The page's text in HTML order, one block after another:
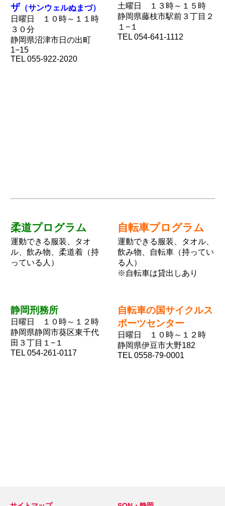
ザ （サンウェルぬまづ）
日曜日 １０時～１１時
３０分
静岡県沼津市日の出町
1−15
TEL 055-922-2020
土曜日 １３ 時～１５時
静岡県藤枝市駅前３丁目２
１−１
TEL 054-641-1112
柔道プログラム 自転車プログラム
運動できる服装、タオ
ル、飲み物、柔道着（持
っている人）
運動できる服装、タオル、
飲み物、自転車（持ってい
る人）
※自転車は貸出しあり
静岡刑務所
日曜日 １０時～１２時
静岡県静岡市葵区東千代
田３丁目１−１
TEL 054-261-0117
自転車の国サイクルス
ポーツセンター
日曜日 １０ 時～１２時
静岡県伊豆市大野182
TEL 0558-79-0001